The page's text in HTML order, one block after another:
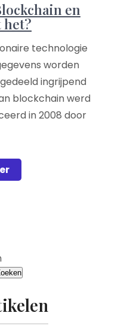
en
het?
technologie
worden
ingrijpend
blockchain werd
in 2008 door